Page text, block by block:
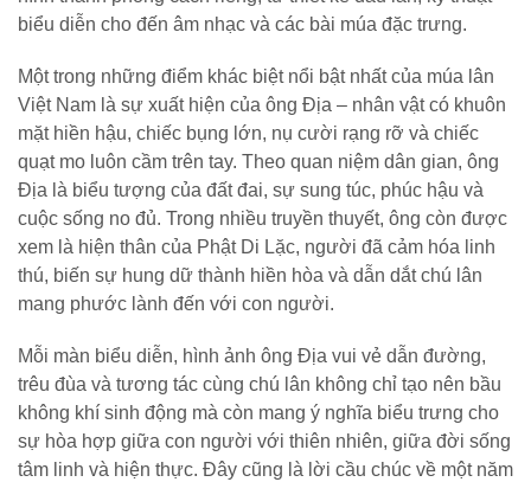
biểu diễn cho đến âm nhạc và các bài múa đặc trưng.
Một trong những điểm khác biệt nổi bật nhất của múa lân
Việt Nam là sự xuất hiện của ông Địa – nhân vật có khuôn
mặt hiền hậu, chiếc bụng lớn, nụ cười rạng rỡ và chiếc
quạt mo luôn cầm trên tay. Theo quan niệm dân gian, ông
Địa là biểu tượng của đất đai, sự sung túc, phúc hậu và
cuộc sống no đủ. Trong nhiều truyền thuyết, ông còn được
xem là hiện thân của Phật Di Lặc, người đã cảm hóa linh
thú, biến sự hung dữ thành hiền hòa và dẫn dắt chú lân
mang phước lành đến với con người.
Mỗi màn biểu diễn, hình ảnh ông Địa vui vẻ dẫn đường,
trêu đùa và tương tác cùng chú lân không chỉ tạo nên bầu
không khí sinh động mà còn mang ý nghĩa biểu trưng cho
sự hòa hợp giữa con người với thiên nhiên, giữa đời sống
tâm linh và hiện thực. Đây cũng là lời cầu chúc về một năm